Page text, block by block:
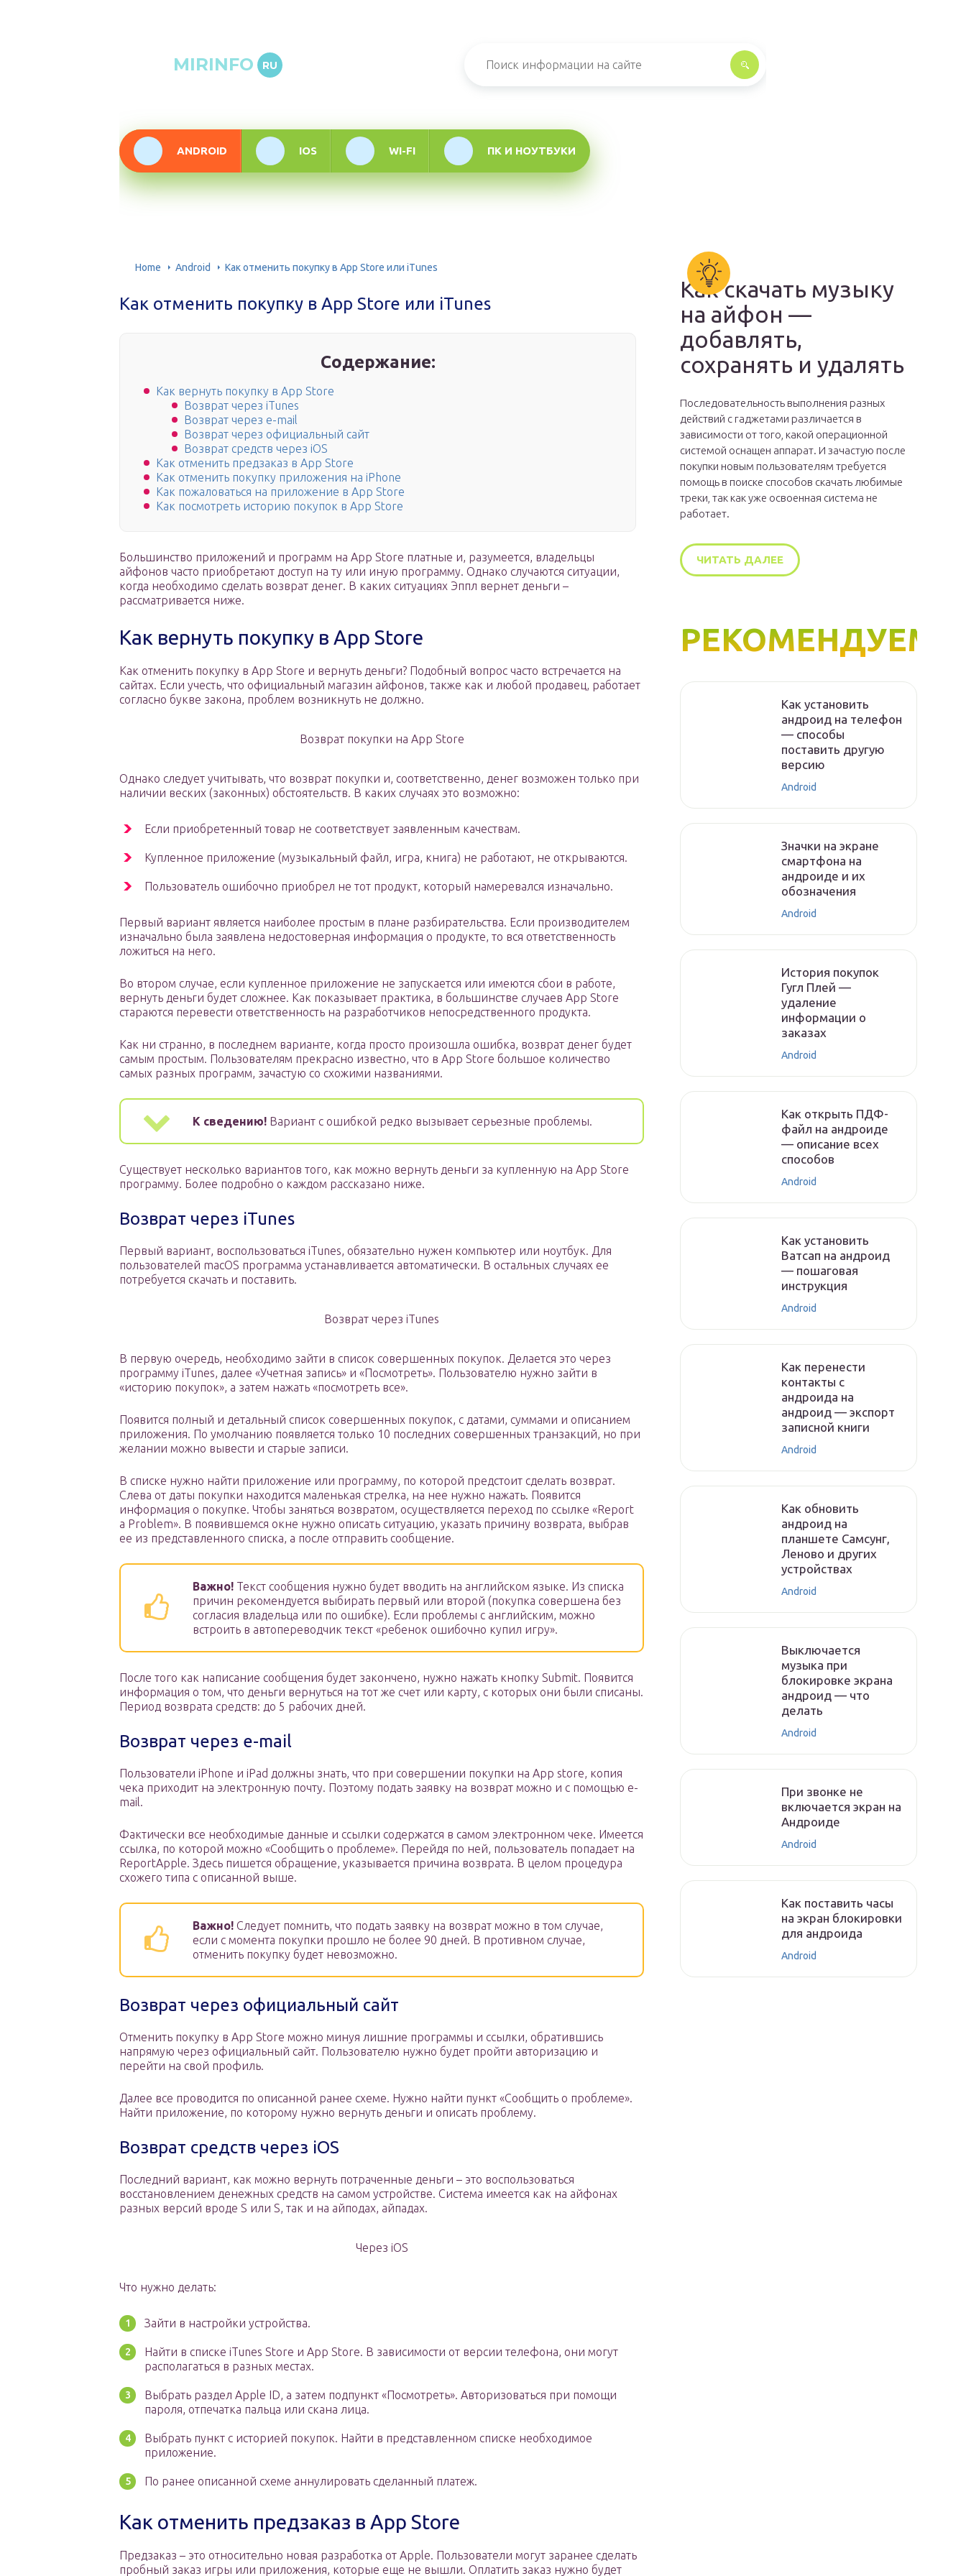
MIRINFO RU
ANDROID IOS WI-FI ПК И НОУТБУКИ
Home Android Как отменить покупку в App Store или iTunes
Как отменить покупку в App Store или iTunes
Содержание:
Как вернуть покупку в App Store
Возврат через iTunes
Возврат через e-mail
Возврат через официальный сайт
Возврат средств через iOS
Как отменить предзаказ в App Store
Как отменить покупку приложения на iPhone
Как пожаловаться на приложение в App Store
Как посмотреть историю покупок в App Store
Большинство приложений и программ на App Store платные и, разумеется, владельцы
айфонов часто приобретают доступ на ту или иную программу. Однако случаются ситуации,
когда необходимо сделать возврат денег. В каких ситуациях Эппл вернет деньги –
рассматривается ниже.
Как вернуть покупку в App Store
Как отменить покупку в App Store и вернуть деньги? Подобный вопрос часто встречается на
сайтах. Если учесть, что официальный магазин айфонов, также как и любой продавец, работает
согласно букве закона, проблем возникнуть не должно.
Возврат покупки на App Store
Однако следует учитывать, что возврат покупки и, соответственно, денег возможен только при
наличии веских (законных) обстоятельств. В каких случаях это возможно:
Если приобретенный товар не соответствует заявленным качествам.
Купленное приложение (музыкальный файл, игра, книга) не работают, не открываются.
Пользователь ошибочно приобрел не тот продукт, который намеревался изначально.
Первый вариант является наиболее простым в плане разбирательства. Если производителем
изначально была заявлена недостоверная информация о продукте, то вся ответственность
ложиться на него.
Во втором случае, если купленное приложение не запускается или имеются сбои в работе,
вернуть деньги будет сложнее. Как показывает практика, в большинстве случаев App Store
стараются перевести ответственность на разработчиков непосредственного продукта.
Как ни странно, в последнем варианте, когда просто произошла ошибка, возврат денег будет
самым простым. Пользователям прекрасно известно, что в App Store большое количество
самых разных программ, зачастую со схожими названиями.
К сведению! Вариант с ошибкой редко вызывает серьезные проблемы.
Существует несколько вариантов того, как можно вернуть деньги за купленную на App Store
программу. Более подробно о каждом рассказано ниже.
Возврат через iTunes
Первый вариант, воспользоваться iTunes, обязательно нужен компьютер или ноутбук. Для
пользователей macOS программа устанавливается автоматически. В остальных случаях ее
потребуется скачать и поставить.
Возврат через iTunes
В первую очередь, необходимо зайти в список совершенных покупок. Делается это через
программу iTunes, далее «Учетная запись» и «Посмотреть». Пользователю нужно зайти в
«историю покупок», а затем нажать «посмотреть все».
Появится полный и детальный список совершенных покупок, с датами, суммами и описанием
приложения. По умолчанию появляется только 10 последних совершенных транзакций, но при
желании можно вывести и старые записи.
В списке нужно найти приложение или программу, по которой предстоит сделать возврат.
Слева от даты покупки находится маленькая стрелка, на нее нужно нажать. Появится
информация о покупке. Чтобы заняться возвратом, осуществляется переход по ссылке «Report
a Problem». В появившемся окне нужно описать ситуацию, указать причину возврата, выбрав
ее из представленного списка, а после отправить сообщение.
Важно! Текст сообщения нужно будет вводить на английском языке. Из списка
причин рекомендуется выбирать первый или второй (покупка совершена без
согласия владельца или по ошибке). Если проблемы с английским, можно
встроить в автопереводчик текст «ребенок ошибочно купил игру».
После того как написание сообщения будет закончено, нужно нажать кнопку Submit. Появится
информация о том, что деньги вернуться на тот же счет или карту, с которых они были списаны.
Период возврата средств: до 5 рабочих дней.
Возврат через e-mail
Пользователи iPhone и iPad должны знать, что при совершении покупки на App store, копия
чека приходит на электронную почту. Поэтому подать заявку на возврат можно и с помощью e-
mail.
Фактически все необходимые данные и ссылки содержатся в самом электронном чеке. Имеется
ссылка, по которой можно «Сообщить о проблеме». Перейдя по ней, пользователь попадает на
ReportApple. Здесь пишется обращение, указывается причина возврата. В целом процедура
схожего типа с описанной выше.
Важно! Следует помнить, что подать заявку на возврат можно в том случае,
если с момента покупки прошло не более 90 дней. В противном случае,
отменить покупку будет невозможно.
Возврат через официальный сайт
Отменить покупку в App Store можно минуя лишние программы и ссылки, обратившись
напрямую через официальный сайт. Пользователю нужно будет пройти авторизацию и
перейти на свой профиль.
Далее все проводится по описанной ранее схеме. Нужно найти пункт «Сообщить о проблеме».
Найти приложение, по которому нужно вернуть деньги и описать проблему.
Возврат средств через iOS
Последний вариант, как можно вернуть потраченные деньги – это воспользоваться
восстановлением денежных средств на самом устройстве. Система имеется как на айфонах
разных версий вроде S или S, так и на айподах, айпадах.
Через iOS
Что нужно делать:
Зайти в настройки устройства.
Найти в списке iTunes Store и App Store. В зависимости от версии телефона, они могут
располагаться в разных местах.
Выбрать раздел Apple ID, а затем подпункт «Посмотреть». Авторизоваться при помощи
пароля, отпечатка пальца или скана лица.
Выбрать пункт с историей покупок. Найти в представленном списке необходимое
приложение.
По ранее описанной схеме аннулировать сделанный платеж.
Как отменить предзаказ в App Store
Предзаказ – это относительно новая разработка от Apple. Пользователи могут заранее сделать
пробный заказ игры или приложения, которые еще не вышли. Оплатить заказ нужно будет
Как скачать музыку
на айфон —
добавлять,
сохранять и удалять
Последовательность выполнения разных
действий с гаджетами различается в
зависимости от того, какой операционной
системой оснащен аппарат. И зачастую после
покупки новым пользователям требуется
помощь в поиске способов скачать любимые
треки, так как уже освоенная система не
работает.
ЧИТАТЬ ДАЛЕЕ
РЕКОМЕНДУЕМ
Как установить
андроид на телефон
— способы
поставить другую
версию
Android
Значки на экране
смартфона на
андроиде и их
обозначения
Android
История покупок
Гугл Плей —
удаление
информации о
заказах
Android
Как открыть ПДФ-
файл на андроиде
— описание всех
способов
Android
Как установить
Ватсап на андроид
— пошаговая
инструкция
Android
Как перенести
контакты с
андроида на
андроид — экспорт
записной книги
Android
Как обновить
андроид на
планшете Самсунг,
Леново и других
устройствах
Android
Выключается
музыка при
блокировке экрана
андроид — что
делать
Android
При звонке не
включается экран на
Андроиде
Android
Как поставить часы
на экран блокировки
для андроида
Android